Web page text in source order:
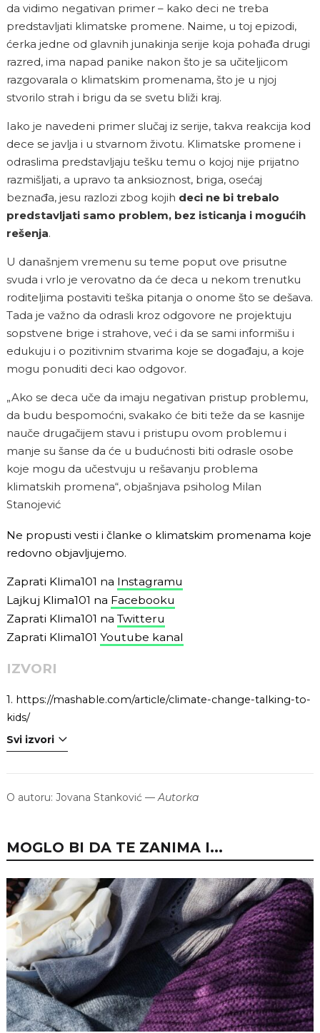
da vidimo negativan primer – kako deci ne treba
predstavljati klimatske promene. Naime, u toj epizodi,
ćerka jedne od glavnih junakinja serije koja pohađa drugi
razred, ima napad panike nakon što je sa učiteljicom
razgovarala o klimatskim promenama, što je u njoj
stvorilo strah i brigu da se svetu bliži kraj.
Iako je navedeni primer slučaj iz serije, takva reakcija kod
dece se javlja i u stvarnom životu. Klimatske promene i
odraslima predstavljaju tešku temu o kojoj nije prijatno
razmišljati, a upravo ta anksioznost, briga, osećaj
beznađa, jesu razlozi zbog kojih deci ne bi trebalo
predstavljati samo problem, bez isticanja i mogućih
rešenja.
U današnjem vremenu su teme poput ove prisutne
svuda i vrlo je verovatno da će deca u nekom trenutku
roditeljima postaviti teška pitanja o onome što se dešava.
Tada je važno da odrasli kroz odgovore ne projektuju
sopstvene brige i strahove, već i da se sami informišu i
edukuju i o pozitivnim stvarima koje se događaju, a koje
mogu ponuditi deci kao odgovor.
„Ako se deca uče da imaju negativan pristup problemu,
da budu bespomoćni, svakako će biti teže da se kasnije
nauče drugačijem stavu i pristupu ovom problemu i
manje su šanse da će u budućnosti biti odrasle osobe
koje mogu da učestvuju u rešavanju problema
klimatskih promena“, objašnjava psiholog Milan
Stanojević
Ne propusti vesti i članke o klimatskim promenama koje
redovno objavljujemo.
Zaprati Klima101 na Instagramu
Lajkuj Klima101 na Facebooku
Zaprati Klima101 na Twitteru
Zaprati Klima101 Youtube kanal
IZVORI
1. https://mashable.com/article/climate-change-talking-to-
kids/
Svi izvori
O autoru: Jovana Stanković —Autorka
MOGLO BI DA TE ZANIMA I...